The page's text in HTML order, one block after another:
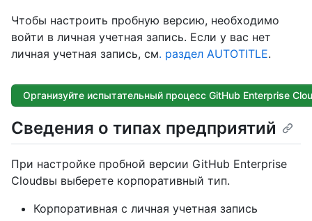
Чтобы настроить пробную версию, необходимо
войти в личная учетная запись. Если у вас нет
личная учетная запись, см. раздел AUTOTITLE.
Организуйте испытательный процесс GitHub Enterprise
Сведения о типах предприятий
При настройке пробной версии GitHub Enterprise
Cloudвы выберете корпоративный тип.
Корпоративная с личная учетная запись